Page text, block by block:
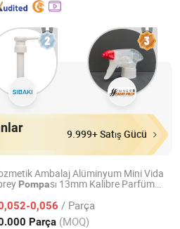
9.999+ Satış Gücü
Ambalaj Alüminyum Mini Vida
Pompası 13mm Kalibre Parfüm
0,056 / Parça
Parça (MOQ)
Co., Ltd.
Fiyat 2024